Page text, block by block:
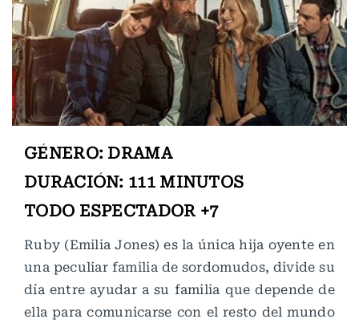
GÉNERO: DRAMA
DURACIÓN: 111 MINUTOS
TODO ESPECTADOR +7
Ruby (Emilia Jones) es la única hija oyente en
una peculiar familia de sordomudos, divide su
día entre ayudar a su familia que depende de
ella para comunicarse con el resto del mundo